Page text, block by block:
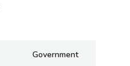
Government